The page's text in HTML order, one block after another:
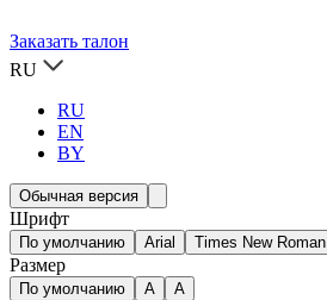
Заказать талон
RU
RU
EN
BY
Обычная версия
Шрифт
По умолчанию Arial Times New Roman
Размер
По умолчанию A A